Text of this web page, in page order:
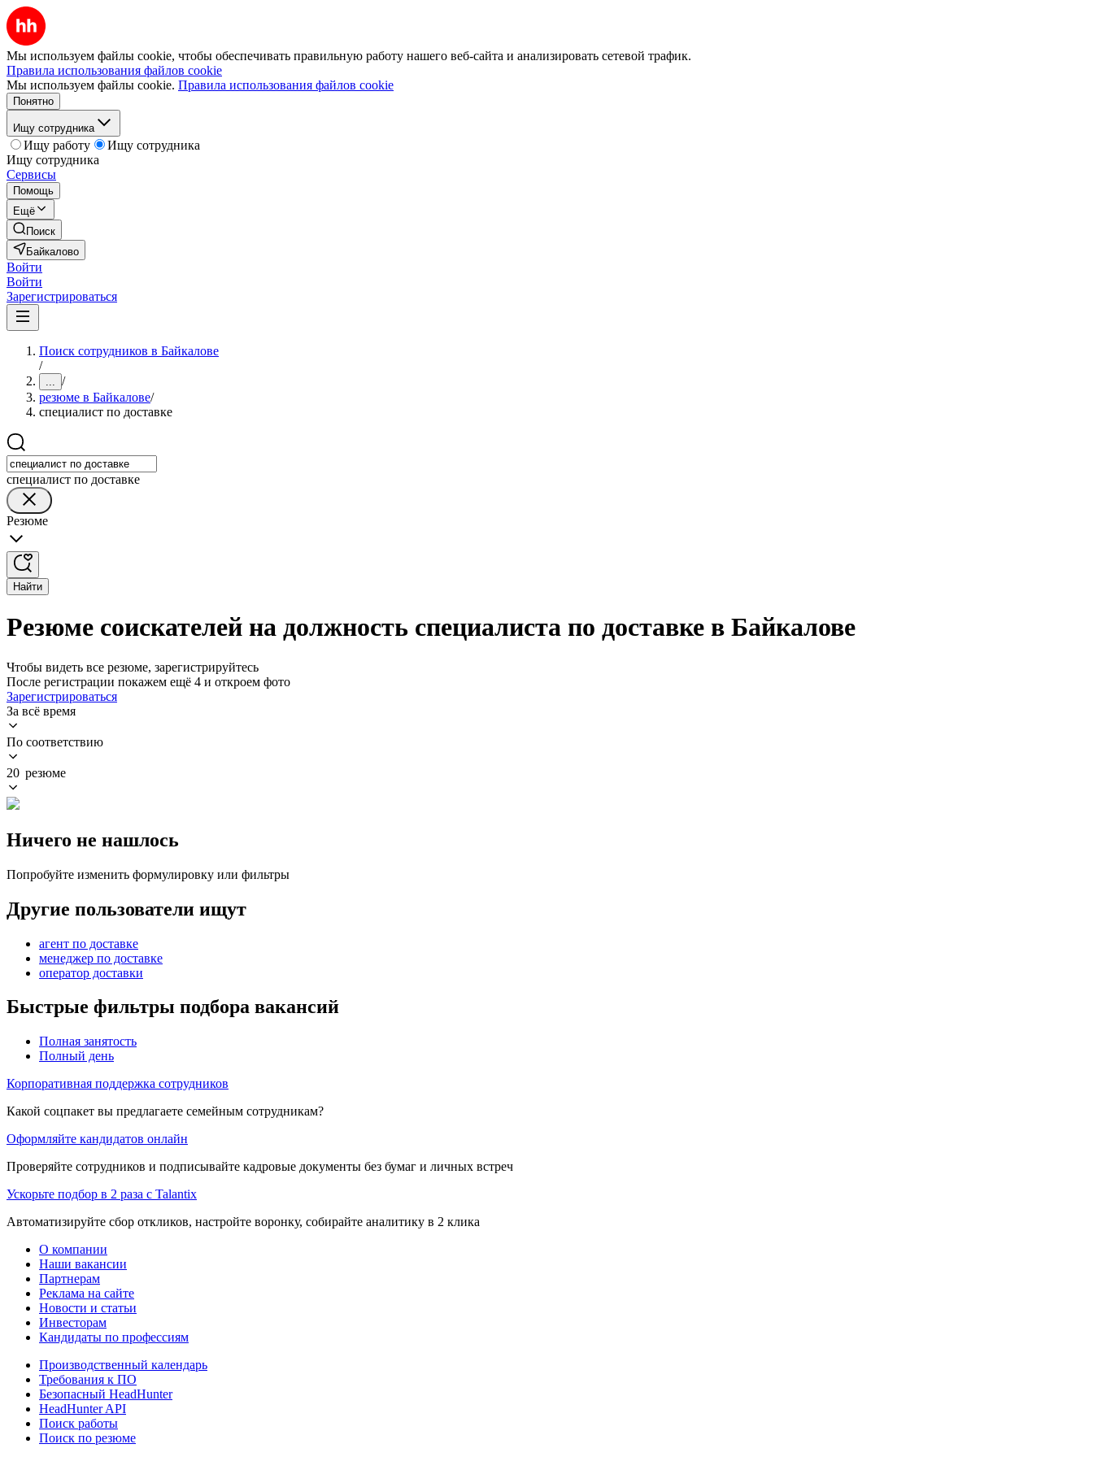
Мы используем файлы cookie, чтобы обеспечивать правильную работу нашего веб-сайта и анализировать сетевой трафик.
Правила использования файлов cookie
Мы используем файлы cookie. Правила использования файлов cookie
Понятно
Ищу сотрудника
Ищу работу
Ищу сотрудника
Ищу сотрудника
Сервисы
Помощь
Ещё
Поиск
Байкалово
Войти
Войти
Зарегистрироваться
Поиск сотрудников в Байкалове
/
... /
резюме в Байкалове/
специалист по доставке
специалист по доставке
Резюме
Найти
Резюме соискателей на должность специалиста по доставке в Байкалове
Чтобы видеть все резюме, зарегистрируйтесь
После регистрации покажем ещё 4 и откроем фото
Зарегистрироваться
За всё время
По соответствию
20 резюме
Ничего не нашлось
Попробуйте изменить формулировку или фильтры
Другие пользователи ищут
агент по доставке
менеджер по доставке
оператор доставки
Быстрые фильтры подбора вакансий
Полная занятость
Полный день
Корпоративная поддержка сотрудников
Какой соцпакет вы предлагаете семейным сотрудникам?
Оформляйте кандидатов онлайн
Проверяйте сотрудников и подписывайте кадровые документы без бумаг и личных встреч
Ускорьте подбор в 2 раза с Talantix
Автоматизируйте сбор откликов, настройте воронку, собирайте аналитику в 2 клика
О компании
Наши вакансии
Партнерам
Реклама на сайте
Новости и статьи
Инвесторам
Кандидаты по профессиям
Производственный календарь
Требования к ПО
Безопасный HeadHunter
HeadHunter API
Поиск работы
Поиск по резюме